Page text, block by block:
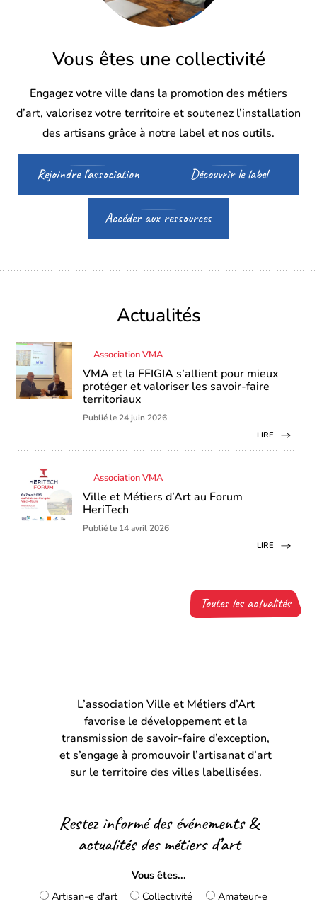
Vous êtes une collectivité
Engagez votre ville dans la promotion des métiers
d’art, valorisez votre territoire et soutenez l’installation
des artisans grâce à notre label et nos outils.
Rejoindre l'association Découvrir le label
Accéder aux ressources
Actualités
Association VMA
VMA et la FFIGIA s’allient pour mieux
protéger et valoriser les savoir-faire
territoriaux
Publié le 24 juin 2026
LIRE
Association VMA
Ville et Métiers d’Art au Forum
HeriTech
Publié le 14 avril 2026
LIRE
Toutes les actualités
L’association Ville et Métiers d’Art
favorise le développement et la
transmission de savoir-faire d’exception,
et s’engage à promouvoir l’artisanat d’art
sur le territoire des villes labellisées.
Restez informé des événements &
actualités des métiers d’art
Vous êtes...
Artisan-e d'art
Collectivité Amateur-e